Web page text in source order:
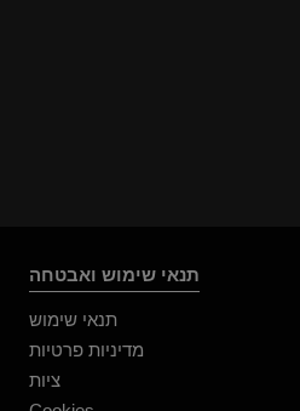
תנאי שימוש ואבטחה
תנאי שימוש
מדיניות פרטיות
ציות